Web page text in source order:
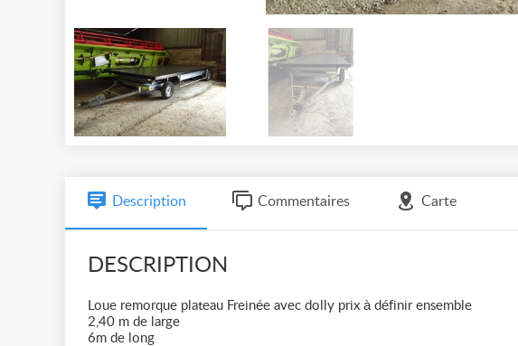
Description Commentaires Carte
DESCRIPTION
Loue remorque plateau Freinée avec dolly prix à définir ensemble
2,40 m de large
6m de long